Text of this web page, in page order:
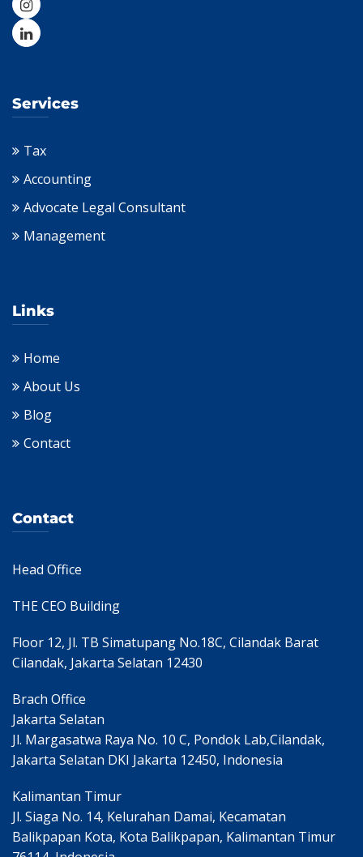
Services
Tax
Accounting
Advocate Legal Consultant
Management
Links
Home
About Us
Blog
Contact
Contact
Head Office
THE CEO Building
Floor 12, Jl. TB Simatupang No.18C, Cilandak Barat
Cilandak, Jakarta Selatan 12430
Brach Office
Jakarta Selatan
Jl. Margasatwa Raya No. 10 C, Pondok Lab,Cilandak,
Jakarta Selatan DKI Jakarta 12450, Indonesia
Kalimantan Timur
Jl. Siaga No. 14, Kelurahan Damai, Kecamatan
Balikpapan Kota, Kota Balikpapan, Kalimantan Timur